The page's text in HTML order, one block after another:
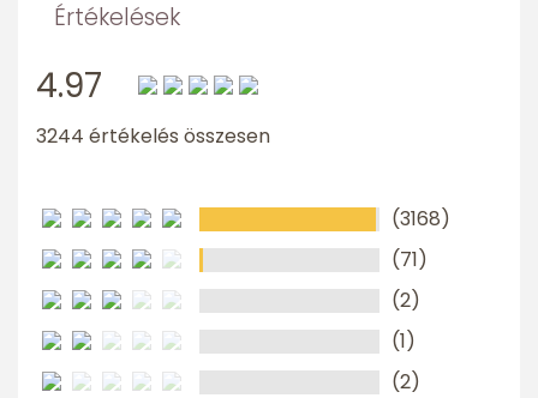
Értékelések
4.97
3244 értékelés összesen
(3168)
(71)
(2)
(1)
(2)